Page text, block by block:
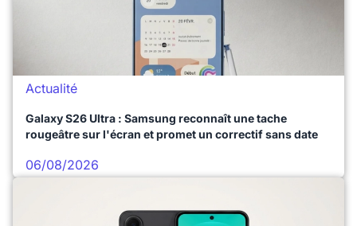
Actualité
Galaxy S26 Ultra : Samsung reconnaît une tache
rougeâtre sur l'écran et promet un correctif sans date
06/08/2026